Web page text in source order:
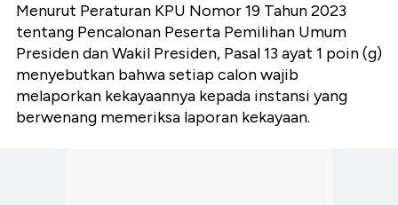
Menurut Peraturan KPU Nomor 19 Tahun 2023
tentang Pencalonan Peserta Pemilihan Umum
Presiden dan Wakil Presiden, Pasal 13 ayat 1 poin (g)
menyebutkan bahwa setiap calon wajib
melaporkan kekayaannya kepada instansi yang
berwenang memeriksa laporan kekayaan.